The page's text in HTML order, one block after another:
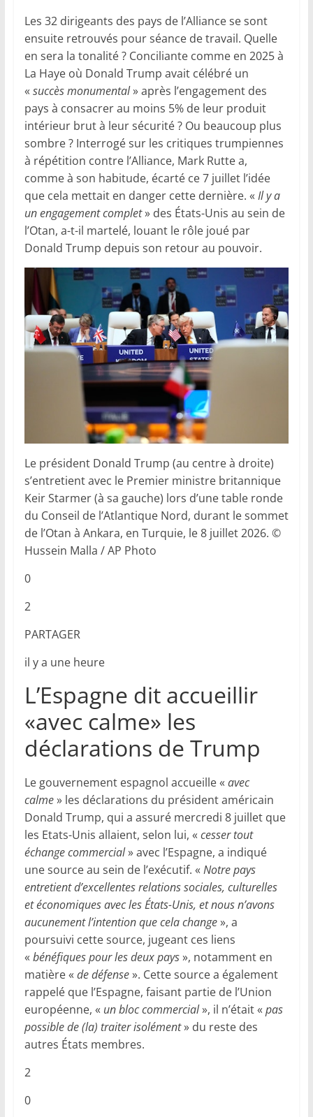
Les 32 dirigeants des pays de l’Alliance se sont
ensuite retrouvés pour séance de travail. Quelle
en sera la tonalité ? Conciliante comme en 2025 à
La Haye où Donald Trump avait célébré un
« succès monumental» après l’engagement des
pays à consacrer au moins 5% de leur produit
intérieur brut à leur sécurité ? Ou beaucoup plus
sombre ? Interrogé sur les critiques trumpiennes
à répétition contre l’Alliance, Mark Rutte a,
comme à son habitude, écarté ce 7 juillet l’idée
que cela mettait en danger cette dernière. « Il y a
un engagement complet» des États-Unis au sein de
l’Otan, a-t-il martelé, louant le rôle joué par
Donald Trump depuis son retour au pouvoir.
Le président Donald Trump (au centre à droite)
s’entretient avec le Premier ministre britannique
Keir Starmer (à sa gauche) lors d’une table ronde
du Conseil de l’Atlantique Nord, durant le sommet
de l’Otan à Ankara, en Turquie, le 8 juillet 2026. ©
Hussein Malla / AP Photo
0
2
PARTAGER
il y a une heure
L’Espagne dit accueillir
«avec calme» les
déclarations de Trump
Le gouvernement espagnol accueille « avec
calme» les déclarations du président américain
Donald Trump, qui a assuré mercredi 8 juillet que
les Etats-Unis allaient, selon lui, « cesser tout
échange commercial» avec l’Espagne, a indiqué
une source au sein de l’exécutif. « Notre pays
entretient d’excellentes relations sociales, culturelles
et économiques avec les États-Unis, et nous n’avons
aucunement l’intention que cela change», a
poursuivi cette source, jugeant ces liens
« bénéfiques pour les deux pays», notamment en
matière « de défense». Cette source a également
rappelé que l’Espagne, faisant partie de l’Union
européenne, « un bloc commercial», il n’était « pas
possible de (la) traiter isolément» du reste des
autres États membres.
2
0